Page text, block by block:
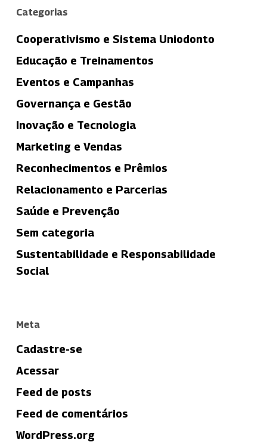
Categorias
Cooperativismo e Sistema Uniodonto
Educação e Treinamentos
Eventos e Campanhas
Governança e Gestão
Inovação e Tecnologia
Marketing e Vendas
Reconhecimentos e Prêmios
Relacionamento e Parcerias
Saúde e Prevenção
Sem categoria
Sustentabilidade e Responsabilidade
Social
Meta
Cadastre-se
Acessar
Feed de posts
Feed de comentários
WordPress.org